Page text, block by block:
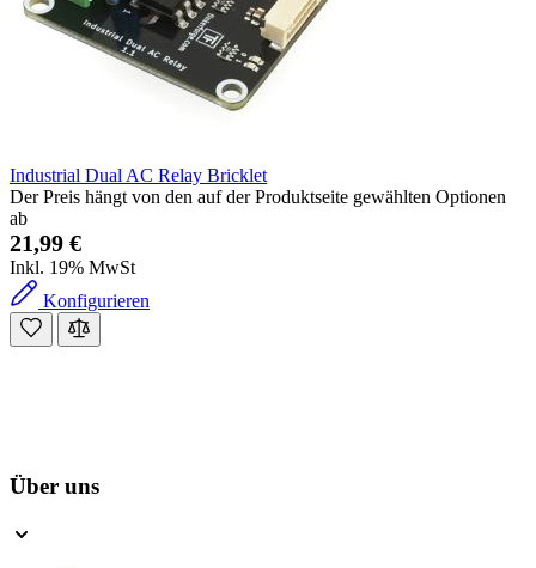
Industrial Dual AC Relay Bricklet
Der Preis hängt von den auf der Produktseite gewählten Optionen
ab
21,99 €
Inkl. 19% MwSt
Konfigurieren
Über uns